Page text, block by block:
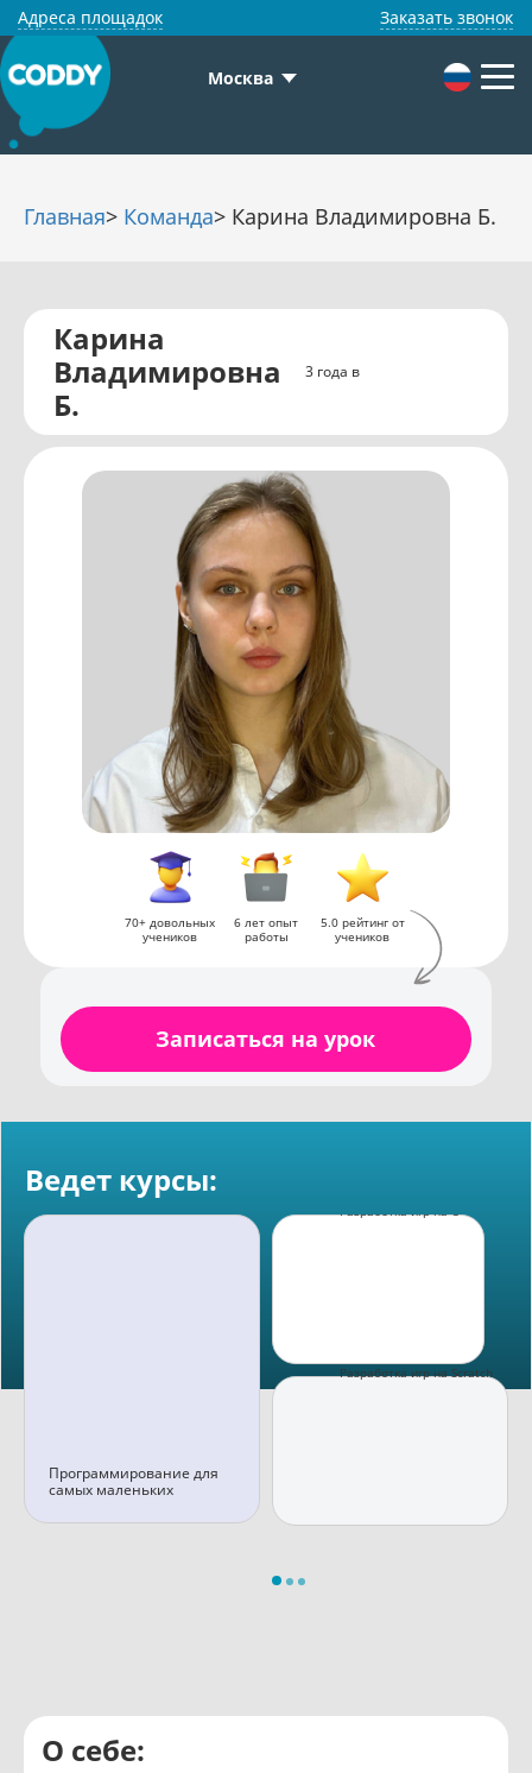
Адреса площадок Заказать звонок
Москва
Главная> Команда> Карина Владимировна Б.
Карина
Владимировна
Б.
3 года в
70+ довольных
учеников
6 лет опыт
работы
5.0 рейтинг от
учеников
Записаться на урок
Ведет курсы:
Программирование для
самых маленьких
Разработка игр на C++
Разработка игр на Scratch
О себе: